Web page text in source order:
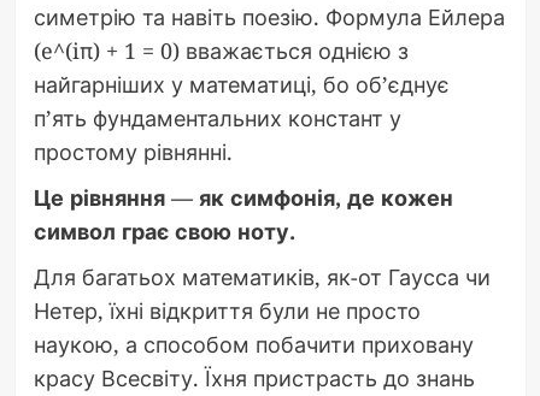
симетрію та навіть поезію. Формула Ейлера
(e^(iπ) + 1 = 0) вважається однією з
найгарніших у математиці, бо об’єднує
п’ять фундаментальних констант у
простому рівнянні.
Це рівняння — як симфонія, де кожен
символ грає свою ноту.
Для багатьох математиків, як-от Гаусса чи
Нетер, їхні відкриття були не просто
наукою, а способом побачити приховану
красу Всесвіту. Їхня пристрасть до знань